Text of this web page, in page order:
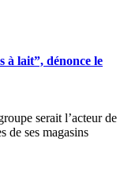
à lait”, dénonce le
serait l’acteur de
de ses magasins